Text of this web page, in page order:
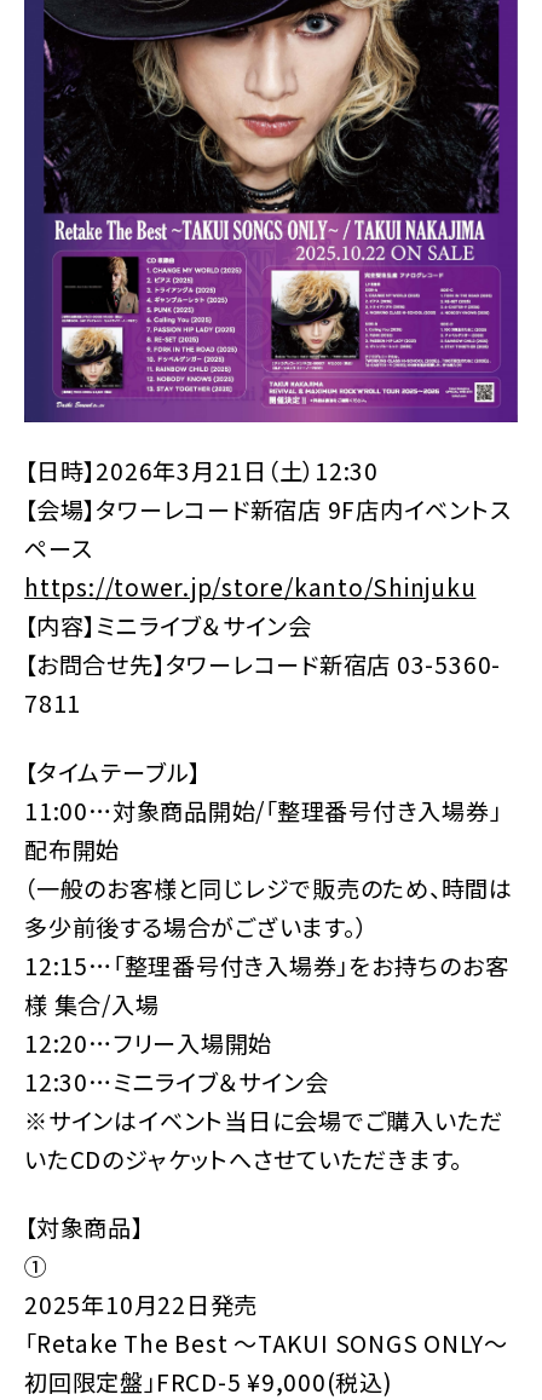
【日時】2026年3月21日（土）12:30
【会場】タワーレコード新宿店 9F店内イベントス
ペース
https://tower.jp/store/kanto/Shinjuku
【内容】ミニライブ＆サイン会
【お問合せ先】タワーレコード新宿店 03-5360-
7811
【タイムテーブル】
11:00…対象商品開始/「整理番号付き入場券」
配布開始
（一般のお客様と同じレジで販売のため、時間は
多少前後する場合がございます。）
12:15…「整理番号付き入場券」をお持ちのお客
様 集合/入場
12:20…フリー入場開始
12:30…ミニライブ＆サイン会
※サインはイベント当日に会場でご購入いただ
いたCDのジャケットへさせていただきます。
【対象商品】
①
2025年10月22日発売
「Retake The Best 〜TAKUI SONGS ONLY〜
初回限定盤」FRCD-5 ¥9,000(税込)